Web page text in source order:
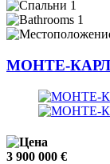
1
1
МОНТЕ-
3 900 000 €